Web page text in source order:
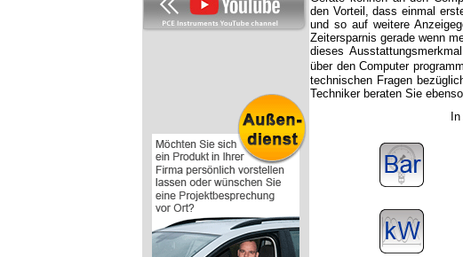
den Vorteil, dass einmal
und so auf weitere
Zeitersparnis gerade wenn
dieses
über den Computer
technischen Fragen
Techniker beraten Sie